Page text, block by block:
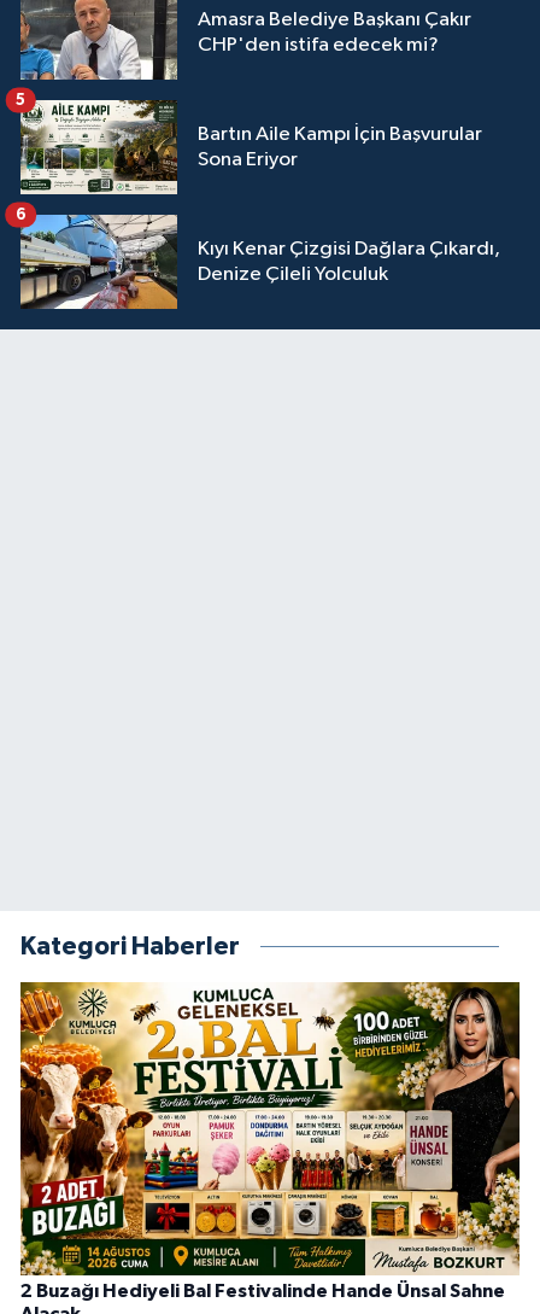
Amasra Belediye Başkanı Çakır
CHP'den istifa edecek mi?
Bartın Aile Kampı İçin Başvurular
Sona Eriyor
5
Kıyı Kenar Çizgisi Dağlara Çıkardı,
Denize Çileli Yolculuk
6
Kategori Haberler
2 Buzağı Hediyeli Bal Festivalinde Hande Ünsal Sahne